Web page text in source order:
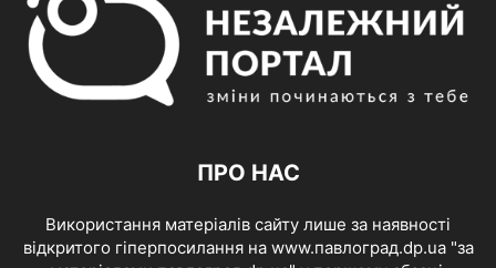
ПРО НАС
Використання матеріалів сайту лише за наявності
відкритого гіперпосилання на www.павлоград.dp.ua "за